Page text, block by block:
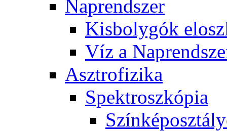
Nap­rend­szer
Kis­boly­gók
Víz a
Aszt­ro­fi­zi­ka
Spekt­rosz­kó­pia